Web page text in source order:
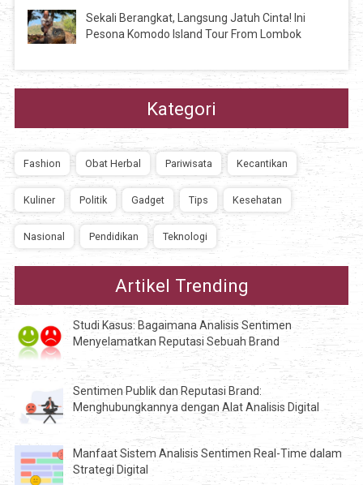
Sekali Berangkat, Langsung Jatuh Cinta! Ini
Pesona Komodo Island Tour From Lombok
Kategori
Fashion Obat Herbal Pariwisata Kecantikan
Kuliner Politik Gadget Tips Kesehatan
Nasional Pendidikan Teknologi
Artikel Trending
Studi Kasus: Bagaimana Analisis Sentimen
Menyelamatkan Reputasi Sebuah Brand
Sentimen Publik dan Reputasi Brand:
Menghubungkannya dengan Alat Analisis Digital
Manfaat Sistem Analisis Sentimen Real-Time dalam
Strategi Digital